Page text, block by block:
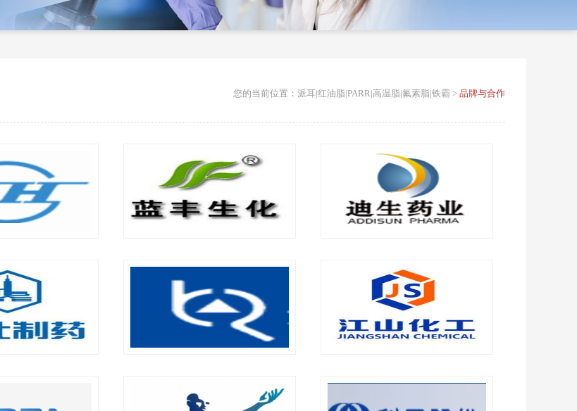
您的当前位置： 派耳|红油脂|PARR|高温脂|氟素脂|铁霸 > 品牌与合作